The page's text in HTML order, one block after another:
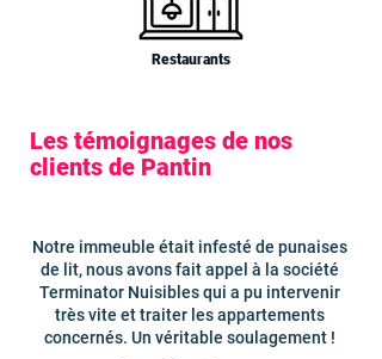
Restaurants
Les témoignages de nos
clients de Pantin
Notre immeuble était infesté de punaises
de lit, nous avons fait appel à la société
Terminator Nuisibles qui a pu intervenir
très vite et traiter les appartements
concernés. Un véritable soulagement !